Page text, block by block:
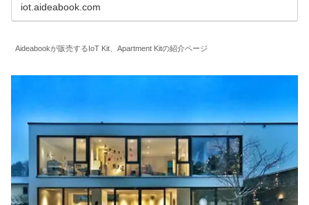
iot.aideabook.com
Aideabookが販売するIoT Kit、Apartment Kitの紹介ページ